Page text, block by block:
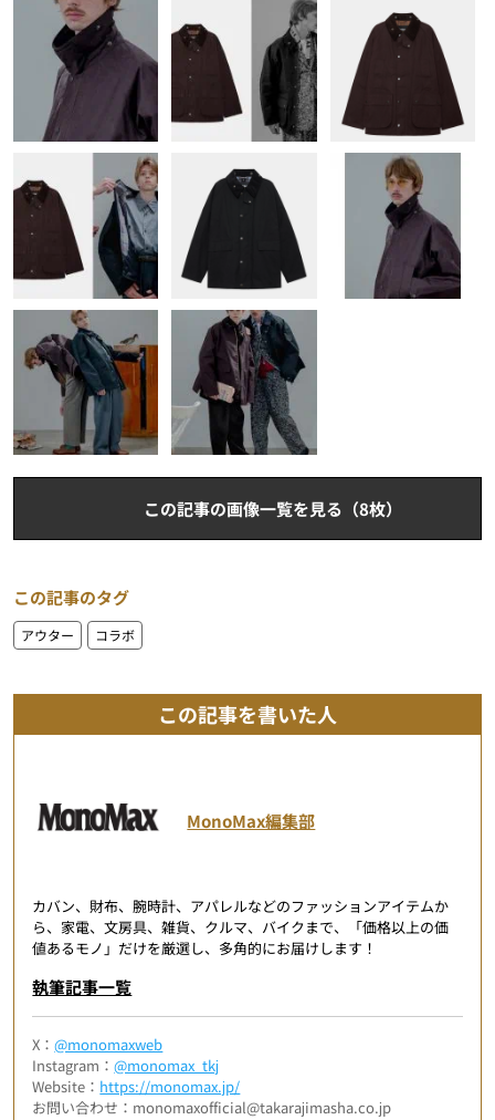
この記事の画像一覧を見る（8枚）
この記事のタグ
アウター コラボ
この記事を書いた人
MonoMax編集部
カバン、財布、腕時計、アパレルなどのファッションアイテムか
ら、家電、文房具、雑貨、クルマ、バイクまで、「価格以上の価
値あるモノ」だけを厳選し、多角的にお届けします！
執筆記事一覧
X：@monomaxweb
Instagram：@monomax_tkj
Website： https://monomax.jp/
お問い合わせ：monomaxofficial@takarajimasha.co.jp